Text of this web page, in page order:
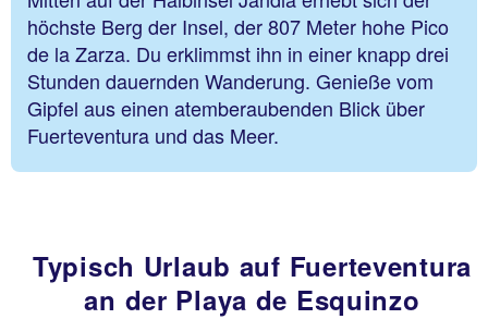
höchste Berg der Insel, der 807 Meter hohe Pico
de la Zarza. Du erklimmst ihn in einer knapp drei
Stunden dauernden Wanderung. Genieße vom
Gipfel aus einen atemberaubenden Blick über
Fuerteventura und das Meer.
Typisch Urlaub auf Fuerteventura
an der Playa de Esquinzo